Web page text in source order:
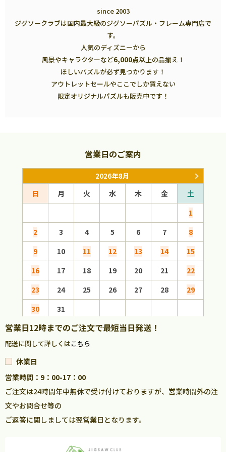
since 2003
ジグソークラブは国内最大級のジグソーパズル・フレーム専門店で
す。
人気のディズニーから
風景やキャラクターなど6,000点以上の品揃え！
ほしいパズルが必ず見つかります！
アウトレットセールやここでしか買えない
限定オリジナルパズルも販売中です！
営業日のご案内
2026年8月
日 月 火 水 木 金
土
1
2
3 4 5 6 7
8
9
10 11 12 13 14
15
16
17 18 19 20 21
22
23
24 25 26 27 28
29
30
31
営業日12時までのご注文で最短当日発送！
配送に関して詳しくはこちら
休業日
営業時間：9：00-17：00
ご注文は24時間年中無休で受け付けておりますが、営業時間外の注
文やお問合せ等の
ご返答に関しましては翌営業日となります。